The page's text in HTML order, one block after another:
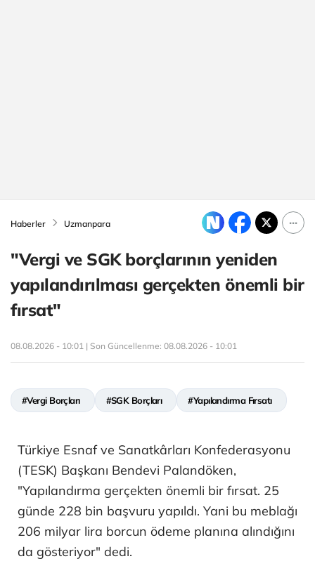
Haberler Uzmanpara
"Vergi ve SGK borçlarının yeniden
yapılandırılması gerçekten önemli bir
fırsat"
08.08.2026 - 10:01 | Son Güncellenme: 08.08.2026 - 10:01
#Vergi Borçları #SGK Borçları #Yapılandırma Fırsatı
Türkiye Esnaf ve Sanatkârları Konfederasyonu
(TESK) Başkanı Bendevi Palandöken,
"Yapılandırma gerçekten önemli bir fırsat. 25
günde 228 bin başvuru yapıldı. Yani bu meblağı
206 milyar lira borcun ödeme planına alındığını
da gösteriyor" dedi.